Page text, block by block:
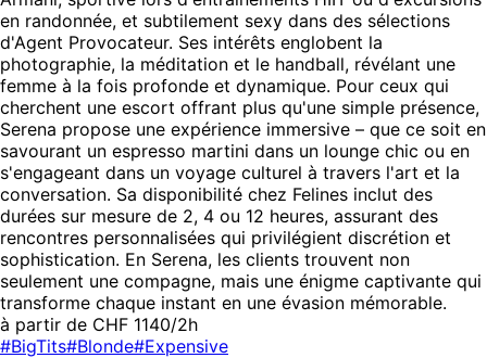
en randonnée, et subtilement sexy dans des sélections
d'Agent Provocateur. Ses intérêts englobent la
photographie, la méditation et le handball, révélant une
femme à la fois profonde et dynamique. Pour ceux qui
cherchent une escort offrant plus qu'une simple présence,
Serena propose une expérience immersive – que ce soit en
savourant un espresso martini dans un lounge chic ou en
s'engageant dans un voyage culturel à travers l'art et la
conversation. Sa disponibilité chez Felines inclut des
durées sur mesure de 2, 4 ou 12 heures, assurant des
rencontres personnalisées qui privilégient discrétion et
sophistication. En Serena, les clients trouvent non
seulement une compagne, mais une énigme captivante qui
transforme chaque instant en une évasion mémorable.
à partir de CHF 1140/2h
#BigTits#Blonde#Expensive